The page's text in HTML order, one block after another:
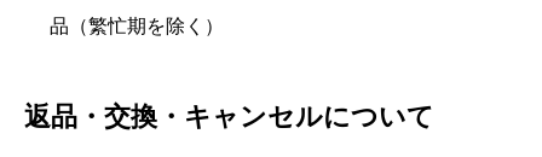
品（繁忙期を除く）
返品・交換・キャンセルについて